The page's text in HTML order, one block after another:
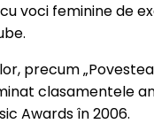
feminine de
precum
clasamentele
Awards în 2006.